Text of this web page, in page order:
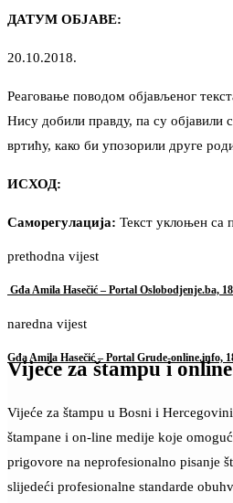
ДАТУМ ОБЈАВЕ:
20.10.2018.
Реаговање поводом објављеног
Нису добили правду, па су објавили
вртићу, како би упозорили друге
ИСХОД:
Саморегулација: Текст уклоњен са
prethodna vijest
Gđa Amila Hasečić – Portal Oslobodjenje.ba,
naredna vijest
Gđa Amila Hasečić – Portal Grude-online.info,
Vijeće za štampu i
Vijeće za štampu u Bosni i
štampane i on-line medije koje
prigovore na neprofesionalno pisanje
slijedeći profesionalne standarde